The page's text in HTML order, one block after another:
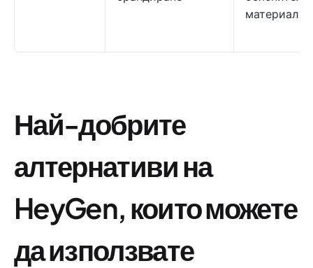
материали
Най-добрите
алтернативи на
HeyGen, които можете
да използвате